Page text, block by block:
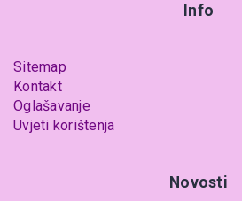
Info
Sitemap
Kontakt
Oglašavanje
Uvjeti korištenja
Novosti